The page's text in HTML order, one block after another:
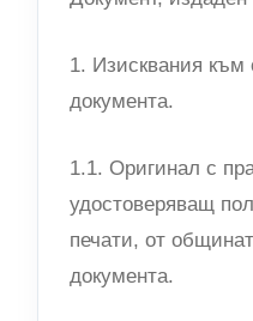
1. Изисквания
документа.
1.1. Оригинал с
удостоверяващ
печати, от
документа.